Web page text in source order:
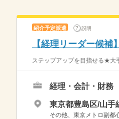
紹介予定派遣 説明
【経理リーダー候
ステップアップを目指せる★大
経理・会計・財務
東京都豊島区/山手
その他、東京メトロ副都